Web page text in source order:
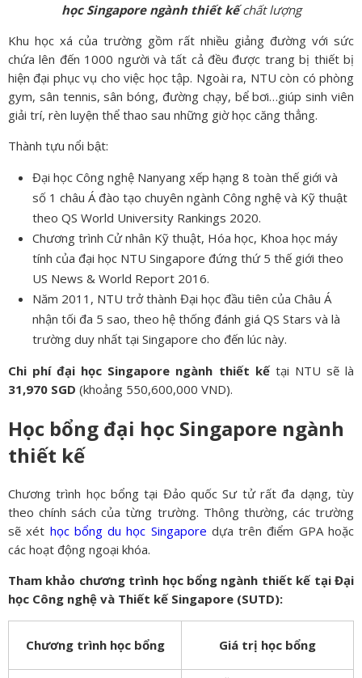
học Singapore ngành thiết kếchất lượng
Khu học xá của trường gồm rất nhiều giảng đường với sức
chứa lên đến 1000 người và tất cả đều được trang bị thiết bị
hiện đại phục vụ cho việc học tập. Ngoài ra, NTU còn có phòng
gym, sân tennis, sân bóng, đường chạy, bể bơi…giúp sinh viên
giải trí, rèn luyện thể thao sau những giờ học căng thẳng.
Thành tựu nổi bật:
Đại học Công nghệ Nanyang xếp hạng 8 toàn thế giới và
số 1 châu Á đào tạo chuyên ngành Công nghệ và Kỹ thuật
theo QS World University Rankings 2020.
Chương trình Cử nhân Kỹ thuật, Hóa học, Khoa học máy
tính của đại học NTU Singapore đứng thứ 5 thế giới theo
US News & World Report 2016.
Năm 2011, NTU trở thành Đại học đầu tiên của Châu Á
nhận tối đa 5 sao, theo hệ thống đánh giá QS Stars và là
trường duy nhất tại Singapore cho đến lúc này.
Chi phí đại học Singapore ngành thiết kếtại NTU sẽ là
31,970 SGD (khoảng 550,600,000 VND).
Học bổng đại học Singapore ngành
thiết kế
Chương trình học bổng tại Đảo quốc Sư tử rất đa dạng, tùy
theo chính sách của từng trường. Thông thường, các trường
sẽ xét học bổng du học Singapore dựa trên điểm GPA hoặc
các hoạt động ngoại khóa.
Tham khảo chương trình học bổng ngành thiết kế tại Đại
học Công nghệ và Thiết kế Singapore (SUTD):
Chương trình học bổng Giá trị học bổng